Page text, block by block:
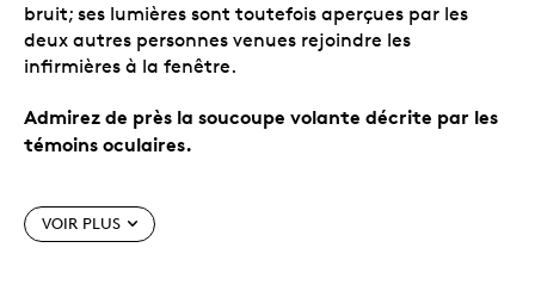
bruit; ses lumières sont toutefois aperçues par les
deux autres personnes venues rejoindre les
infirmières à la fenêtre.
Admirez de près la soucoupe volante décrite par les
témoins oculaires.
Caractéristiques particulières
VOIR PLUS